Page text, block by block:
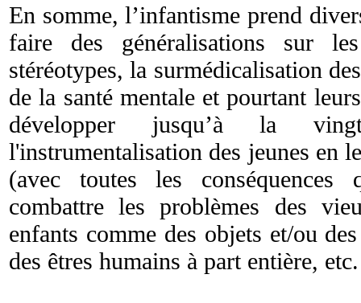
En somme, l’infantisme prend
faire des généralisations sur
stéréotypes, la surmédicalisation
de la santé mentale et pourtant
développer jusqu’à la
l'instrumentalisation des jeunes en
(avec toutes les
combattre les problèmes des
enfants comme des objets et/ou
des êtres humains à part entière, etc.